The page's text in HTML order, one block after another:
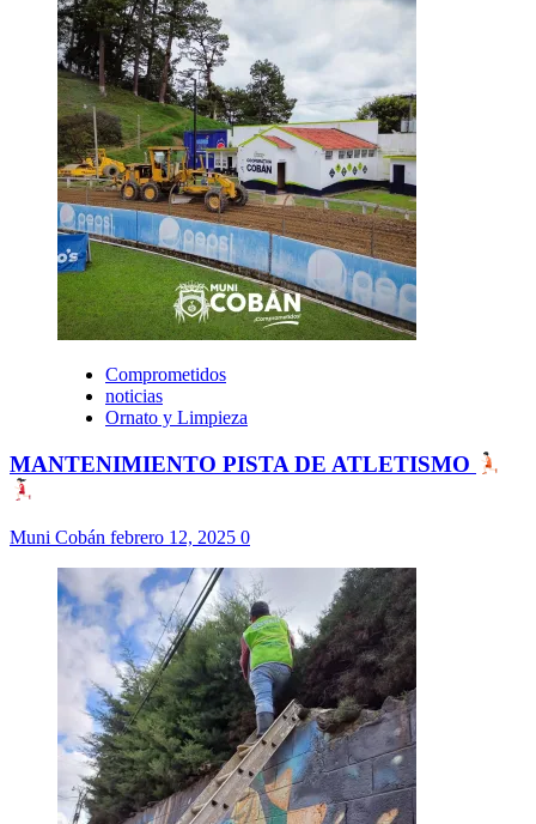
Comprometidos
noticias
Ornato y Limpieza
MANTENIMIENTO PISTA DE ATLETISMO
Muni Cobán febrero 12, 2025 0